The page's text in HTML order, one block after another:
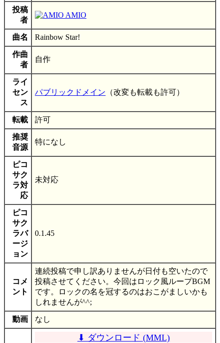
投稿
者
AMIO
曲名 Rainbow Star!
作曲
者
自作
ライ
セン
ス
パブリックドメイン （改変も転載も許可）
転載 許可
推奨
音源
特になし
ピコ
サク
ラ対
応
未対応
ピコ
サク
ラバ
ージ
ョン
0.1.45
コメ
ント
連続投稿で申し訳ありませんが日付も空いたので
投稿させてください。今回はロック風ループBGM
です。ロックの名を冠するのはおこがましいかも
しれませんが^^;
動画 なし
⬇ ダウンロード (MML)